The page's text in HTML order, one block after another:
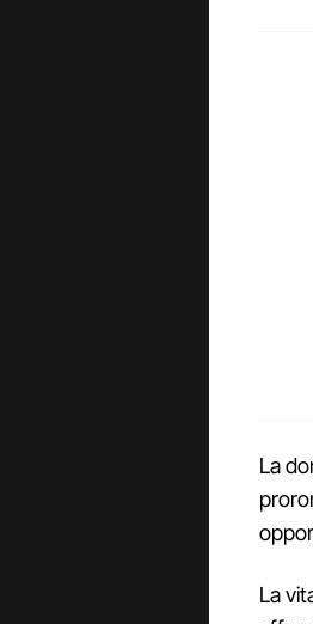
La
La